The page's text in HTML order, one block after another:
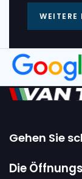
WEITERE
Gehen Sie
Startseite
Die